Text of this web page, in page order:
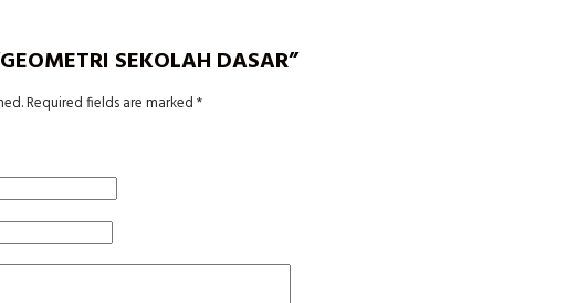
SEKOLAH DASAR”
Required fields are marked*